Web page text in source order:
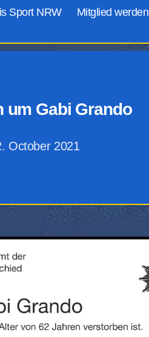
Sport NRW Mitglied werden
um Gabi Grando
October 2021